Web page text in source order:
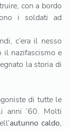
con a bordo
i soldati ad
c’era il nesso
il nazifascismo e
la storia di
di tutte le
anni ’60. Molti
autunno caldo,